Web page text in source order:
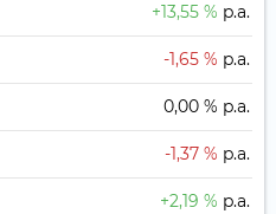
+13,55 % p.a.
-1,65 % p.a.
0,00 % p.a.
-1,37 % p.a.
+2,19 % p.a.